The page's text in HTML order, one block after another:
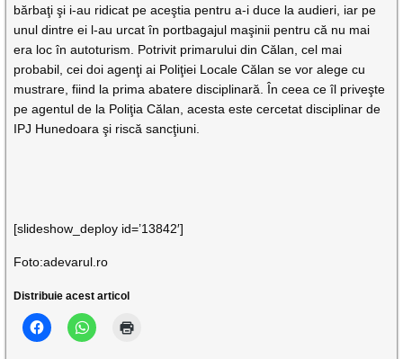
bărbaţi şi i-au ridicat pe aceştia pentru a-i duce la audieri, iar pe
unul dintre ei l-au urcat în portbagajul maşinii pentru că nu mai
era loc în autoturism. Potrivit primarului din Călan, cel mai
probabil, cei doi agenţi ai Poliţiei Locale Călan se vor alege cu
mustrare, fiind la prima abatere disciplinară. În ceea ce îl priveşte
pe agentul de la Poliţia Călan, acesta este cercetat disciplinar de
IPJ Hunedoara şi riscă sancţiuni.
[slideshow_deploy id=’13842′]
Foto:adevarul.ro
Distribuie acest articol